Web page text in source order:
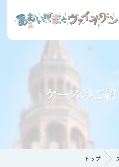
ケースのご
トップ